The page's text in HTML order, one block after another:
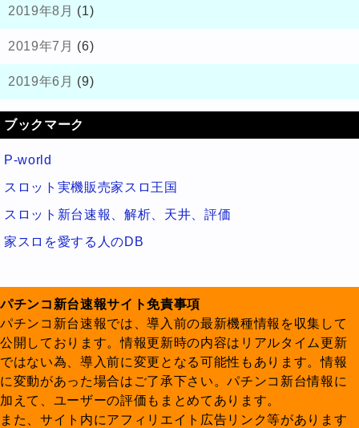
2019年8月 (1)
2019年7月 (6)
2019年6月 (9)
ブックマーク
P-world
スロット実機販売家スロ王国
スロット新台速報、解析、天井、評価
家スロを愛する人のDB
パチンコ新台速報サイト免責事項
パチンコ新台速報では、導入前の最新機種情報を収集して
公開しております。情報更新時の内容はリアルタイム更新
ではない為、導入前に変更となる可能性もあります。情報
に変動があった場合はご了承下さい。パチンコ新台情報に
加えて、ユーザーの評価もまとめてあります。
また、サイト内にアフィリエイト広告リンク等があります